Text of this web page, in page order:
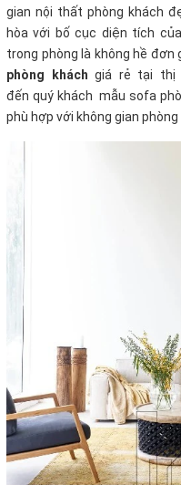
gian nội thất phòng khách
hòa với bố cục diện tích
trong phòng là không hề đơn
phòng khách giá rẻ tại thị
đến quý khách mẫu sofa
phù hợp với không gian